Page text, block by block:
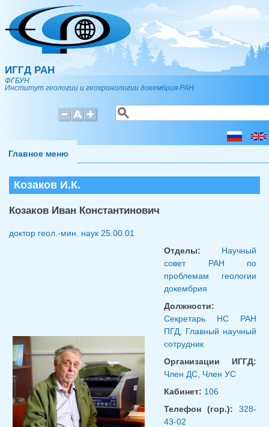
Перейти к основному содержанию
ИГГД РАН
ФГБУН
Институт геологии и геохронологии докембрия РАН
Форма поиска
Поиск
Главное меню
Козаков И.К.
Козаков Иван Константинович
доктор геол.-мин. наук 25.00.01
Отделы: Научный
совет РАН по
проблемам геологии
докембрия
Должности:
Секретарь НС РАН
ПГД
Главный научный
сотрудник
Организации ИГГД:
Член ДС Член УС
Кабинет: 106
Телефон (гор.): 328-
43-02